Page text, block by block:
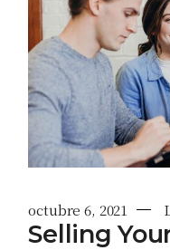
octubre 6, 2021
Selling